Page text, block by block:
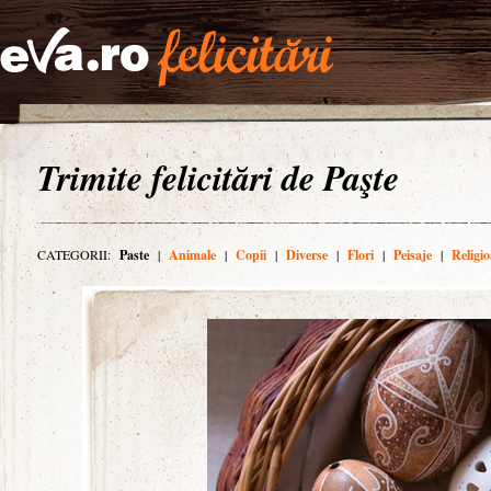
Trimite felicitări de Paşte
CATEGORII: Paste | Animale | Copii | Diverse | Flori | Peisaje |